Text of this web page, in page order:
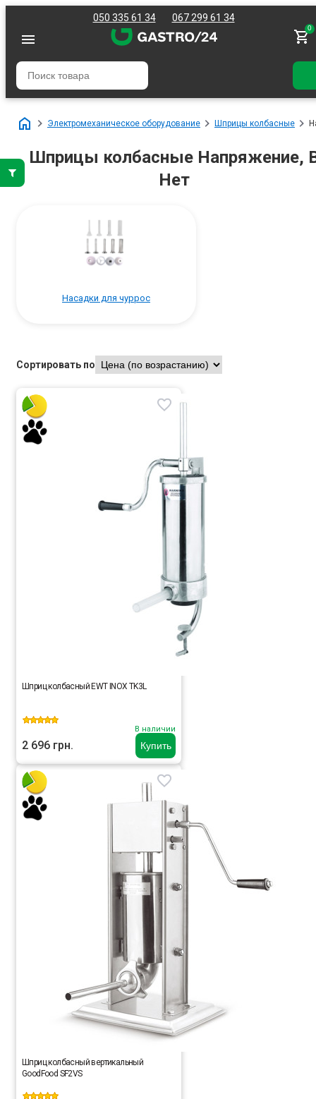
050 335 61 34 067 299 61 34
0
Электромеханическое оборудование Шприцы колбасные
Шприцы колбасные Напряжение,
Нет
Насадки для чуррос
Сортировать по
Купить
Шприц колбасный EWT INOX TK3L
В наличии
2 696 грн.
Шприц колбасный вертикальный
GoodFood SF2VS